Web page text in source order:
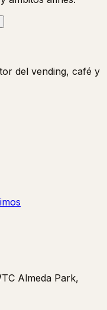
del vending, café y
Almeda Park,